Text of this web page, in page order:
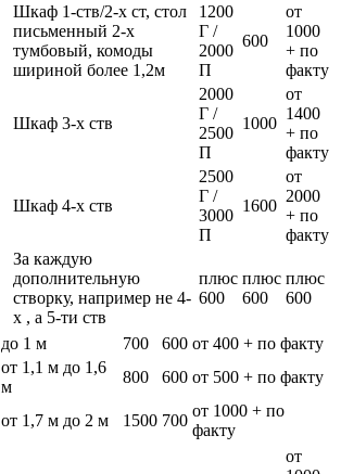
Шкаф 1-ств/2-х ст, стол
письменный 2-х
тумбовый, комоды
шириной более 1,2м
1200
Г /
2000
П
600
от
1000
+ по
факту
Шкаф 3-х ств
2000
Г /
2500
П
1000
от
1400
+ по
факту
Шкаф 4-х ств
2500
Г /
3000
П
1600
от
2000
+ по
факту
За каждую
дополнительную
створку, например не 4-
х , а 5-ти ств
плюс
600
плюс
600
плюс
600
до 1 м 700 600 от 400 + по факту
от 1,1 м до 1,6
м
800 600 от 500 + по факту
от 1,7 м до 2 м 1500 700
от 1000 + по
факту
от